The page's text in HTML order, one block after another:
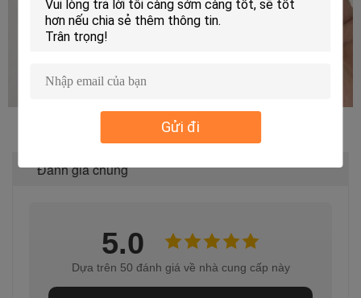
Gửi đi
Xếp Hạng & Đánh Giá
Đánh giá chung
5.0
Dựa trên 50 đánh giá về nhà cung cấp này